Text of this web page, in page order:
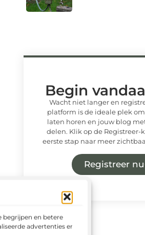
begrijpen en betere
advertenties en het
Begin
Wacht niet langer en
platform is de ideale plek
laten horen en jouw blog
delen. Klik op de Registreer-
eerste stap naar meer
Registreer nu